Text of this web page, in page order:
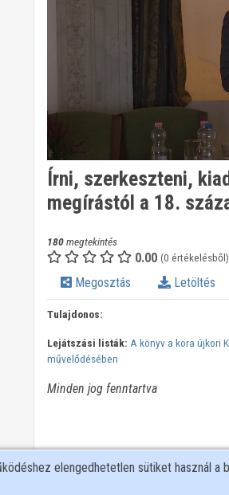
Írni, szerkeszteni,
megírástól a 18.
180megtekintés
0.00 (0 értékelésből)
Megosztás Letöltés
Tulajdonos:
Lejátszási listák: A könyv a kora újkori
művelődésében
Minden jog fenntartva
elengedhetetlen sütiket használ